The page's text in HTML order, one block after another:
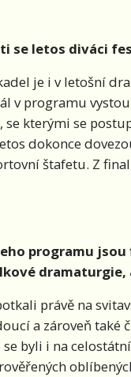
se letos diváci
je i v letošní
v programu
kterými se
dokonce
štafetu. Z
programu
právě na
a zároveň
byli i na